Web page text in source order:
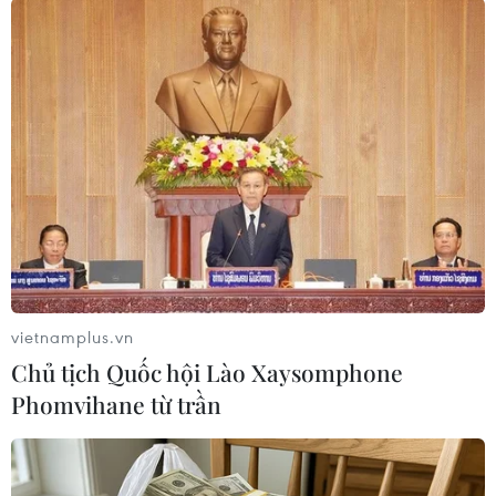
tại, mà còn tạo hành lang pháp lý vững chắc cho
phát triển kinh tế biển theo hướng xanh, bền
vững trong thời gian tới.
Cục trưởng Cục Biển và Hải đảo Việt Nam Nguyễn Quốc Toản.
Liên quan đến câu hỏi làm thế nào để hài hòa
vietnamplus.vn
Chủ tịch Quốc hội Lào Xaysomphone
Phomvihane từ trần